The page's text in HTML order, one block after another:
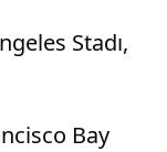
Stadı,
Bay